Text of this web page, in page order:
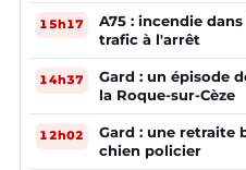
15h17
A75 : incendie
trafic à l'arrêt
14h37
Gard : un épisode
la Roque-sur-Cèze
12h02
Gard : une retraite
chien policier